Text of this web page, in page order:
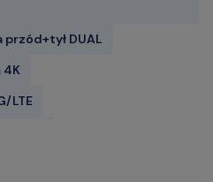
DUAL
LTE